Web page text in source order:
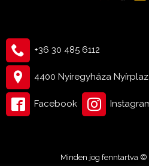
+36 30 485 6112
4400 Nyíregyháza
Facebook
Minden jog fenntartva